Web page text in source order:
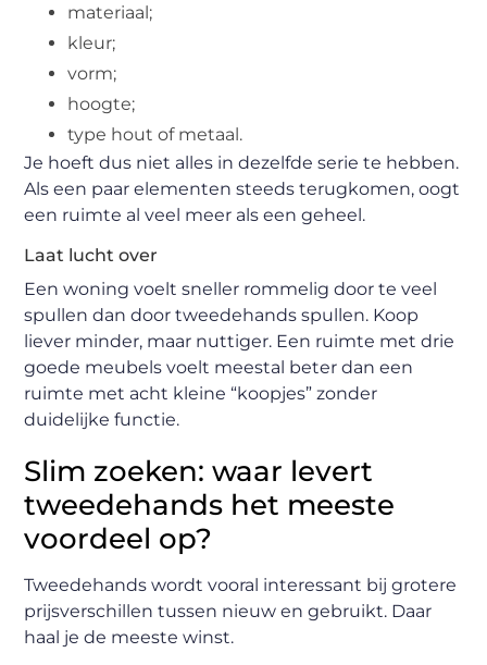
materiaal;
kleur;
vorm;
hoogte;
type hout of metaal.
Je hoeft dus niet alles in dezelfde serie te hebben.
Als een paar elementen steeds terugkomen, oogt
een ruimte al veel meer als een geheel.
Laat lucht over
Een woning voelt sneller rommelig door te veel
spullen dan door tweedehands spullen. Koop
liever minder, maar nuttiger. Een ruimte met drie
goede meubels voelt meestal beter dan een
ruimte met acht kleine “koopjes” zonder
duidelijke functie.
Slim zoeken: waar levert
tweedehands het meeste
voordeel op?
Tweedehands wordt vooral interessant bij grotere
prijsverschillen tussen nieuw en gebruikt. Daar
haal je de meeste winst.